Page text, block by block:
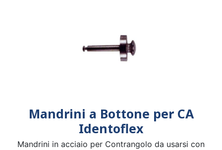
Mandrini a Bottone per CA
Identoflex
Mandrini in acciaio per Contrangolo da usarsi con